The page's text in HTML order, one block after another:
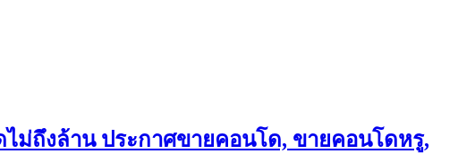
ม่ถึงล้าน ประกาศขายคอนโด, ขายคอนโดหรู,